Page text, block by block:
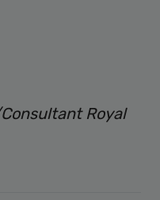
Royal